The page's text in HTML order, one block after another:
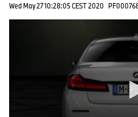
Wed May 27 10:28:05 CEST 2020